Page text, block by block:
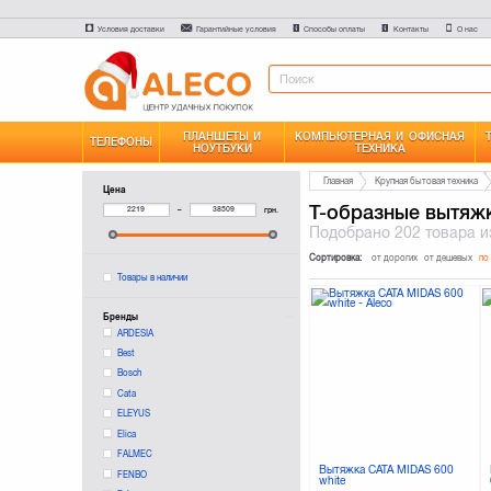
Условия доставки Гарантийные условия Способы оплаты Контакты О нас
ТЕЛЕФОНЫ
ПЛАНШЕТЫ И
НОУТБУКИ
КОМПЬЮТЕРНАЯ И ОФИСНАЯ
ТЕХНИКА
Цена
– грн.
Товары в наличии
Бренды
ARDESIA
Best
Bosch
Cata
ELEYUS
Elica
FALMEC
FENBO
Главная Крупная бытовая техника
Т-образные
Подобрано202 товара
Сортировка: от дорогих от дешевых по
Вытяжка CATA MIDAS 600
white